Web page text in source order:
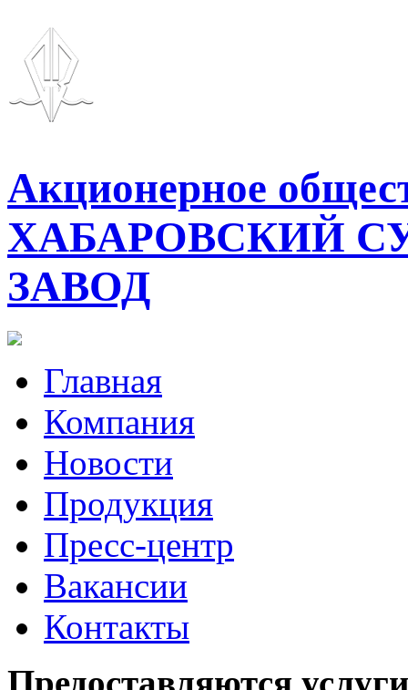
Акционерное
ХАБАРОВСКИЙ
ЗАВОД
Главная
Компания
Новости
Продукция
Пресс-центр
Вакансии
Контакты
Предоставляются